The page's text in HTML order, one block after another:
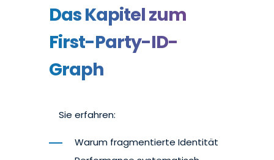
Das Kapitel zum
First-Party-ID-
Graph
Sie erfahren:
Warum fragmentierte Identität